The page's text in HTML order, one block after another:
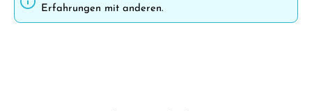
Erfahrungen mit anderen.